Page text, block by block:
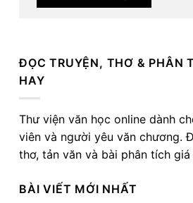
ĐỌC TRUYỆN, THƠ & PHÂN
HAY
Thư viện văn học online dành
viên và người yêu văn chương.
thơ, tản văn và bài phân tích
BÀI VIẾT MỚI NHẤT